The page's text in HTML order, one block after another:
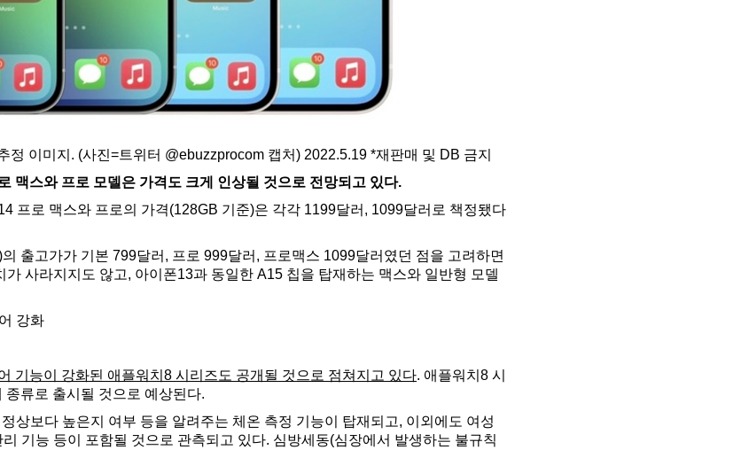
정 이미지. (사진=트위터 @ebuzzprocom 캡처) 2022.5.19 *재판매 및 DB 금지
맥스와 프로 모델은 가격도 크게 인상될 것으로 전망되고 있다.
프로 맥스와 프로의 가격(128GB 기준)은 각각 1199달러, 1099달러로 책정됐다
출고가가 기본 799달러, 프로 999달러, 프로맥스 1099달러였던 점을 고려하면
사라지지도 않고, 아이폰13과 동일한 A15 칩을 탑재하는 맥스와 일반형 모델
강화
기능이 강화된 애플워치8 시리즈도 공개될 것으로 점쳐지고 있다. 애플워치8 시
류로 출시될 것으로 예상된다.
상보다 높은지 여부 등을 알려주는 체온 측정 기능이 탑재되고, 이외에도 여성
리 기능 등이 포함될 것으로 관측되고 있다. 심방세동(심장에서 발생하는 불규칙